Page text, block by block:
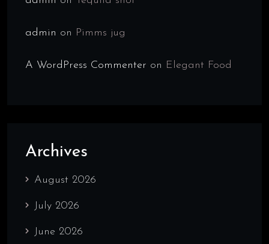
admin on Pimms jug
A WordPress Commenter on Elegant Food
Archives
August 2026
July 2026
June 2026